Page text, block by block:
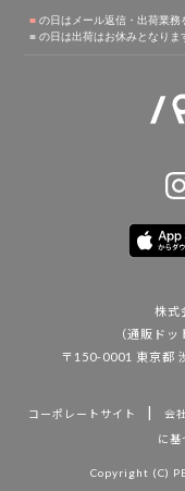
株式
（通販ド
〒150-0001 東京都
コーポレートサイト | 会
に基
Copyright (C)